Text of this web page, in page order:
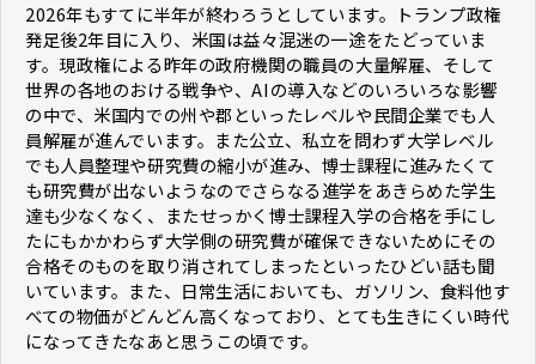
2026年もすてに半年が終わろうとしています。トランプ政権
発足後2年目に入り、米国は益々混迷の一途をたどっていま
す。現政権による昨年の政府機関の職員の大量解雇、そして
世界の各地のおける戦争や、AIの導入などのいろいろな影響
の中で、米国内での州や郡といったレベルや民間企業でも人
員解雇が進んでいます。また公立、私立を問わず大学レベル
でも人員整理や研究費の縮小が進み、博士課程に進みたくて
も研究費が出ないようなのでさらなる進学をあきらめた学生
達も少なくなく、またせっかく博士課程入学の合格を手にし
たにもかかわらず大学側の研究費が確保できないためにその
合格そのものを取り消されてしまったといったひどい話も聞
いています。また、日常生活においても、ガソリン、食料他す
べての物価がどんどん高くなっており、とても生きにくい時代
になってきたなあと思うこの頃です。